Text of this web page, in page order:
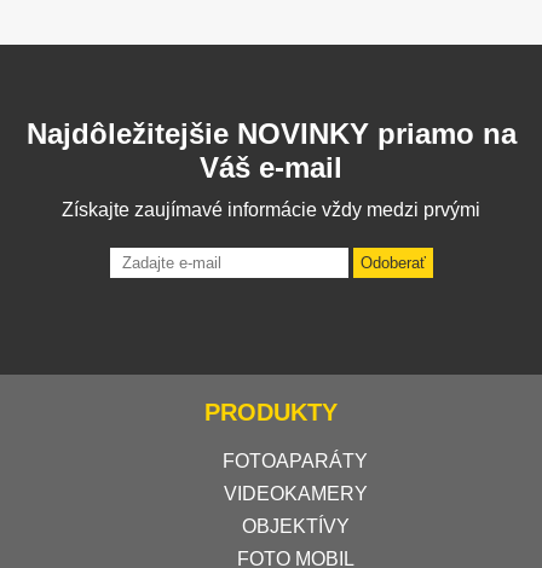
Najdôležitejšie NOVINKY priamo na
Váš e-mail
Získajte zaujímavé informácie vždy medzi prvými
Odoberať
PRODUKTY
FOTOAPARÁTY
VIDEOKAMERY
OBJEKTÍVY
FOTO MOBIL